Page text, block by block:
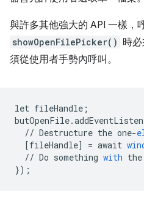
與許多其他強大的 API 一樣，
showOpenFilePicker() 時
須從使用者手勢內呼叫。
let fileHandle ;
butOpenFile.
// Destructure the one-
[fileHandle] = await
// Do something with the
});